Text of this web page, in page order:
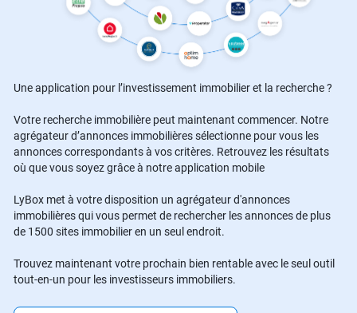
Une application pour l’investissement immobilier et la recherche ?
Votre recherche immobilière peut maintenant commencer. Notre
agrégateur d’annonces immobilières sélectionne pour vous les
annonces correspondants à vos critères. Retrouvez les résultats
où que vous soyez grâce à notre application mobile
LyBox met à votre disposition un agrégateur d'annonces
immobilières qui vous permet de rechercher les annonces de plus
de 1500 sites immobilier en un seul endroit.
Trouvez maintenant votre prochain bien rentable avec le seul outil
tout-en-un pour les investisseurs immobiliers.